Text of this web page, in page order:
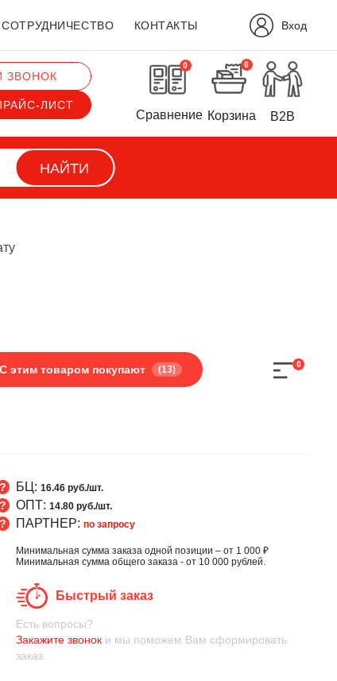
СОТРУДНИЧЕСТВО КОНТАКТЫ Вход
ЗВОНОК
ЛИСТ
0
Сравнение
0
Корзина B2B
НАЙТИ
С этим товаром покупают (13) 0
БЦ: 16.46 руб./шт.
ОПТ: 14.80 руб./шт.
ПАРТНЕР: по запросу
Минимальная сумма заказа одной позиции – от 1 000 ₽
Минимальная сумма общего заказа - от 10 000 рублей.
Быстрый заказ
Есть вопросы?
Закажите звоноки мы поможем Вам сформировать
заказ.